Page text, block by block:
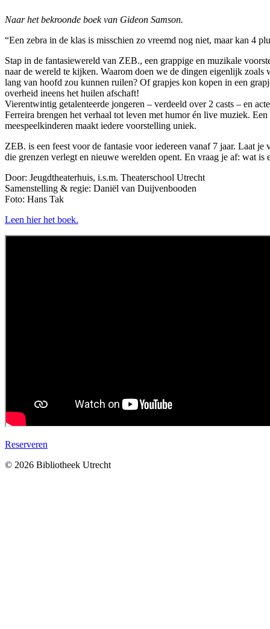
Naar het bekroonde boek van Gideon Samson.
“Een zebra in de klas is misschien zo vreemd nog niet, maar kan 4
Stap in de fantasiewereld van ZEB., een grappige en muzikale
naar de wereld te kijken. Waarom doen we de dingen eigenlijk zoals
lang van hoofd zou kunnen ruilen? Of grapjes kon kopen in een
overheid ineens het huilen afschaft!
Vierentwintig getalenteerde jongeren – verdeeld over 2 casts – en
Ferreira brengen het verhaal tot leven met humor én live muziek.
meespeelkinderen maakt iedere voorstelling uniek.
ZEB. is een feest voor de fantasie voor iedereen vanaf 7 jaar. Laat je
die grenzen verlegt en nieuwe werelden opent. En vraag je af: wat
Door: Jeugdtheaterhuis, i.s.m. Theaterschool Utrecht
Samenstelling & regie: Daniël van Duijvenbooden
Foto: Hans Tak
Leen hier het boek.
Reserveren
© 2026 Bibliotheek Utrecht